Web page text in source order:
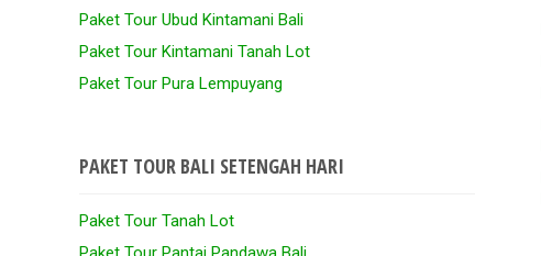
Paket Tour Ubud Kintamani Bali
Paket Tour Kintamani Tanah Lot
Paket Tour Pura Lempuyang
PAKET TOUR BALI SETENGAH HARI
Paket Tour Tanah Lot